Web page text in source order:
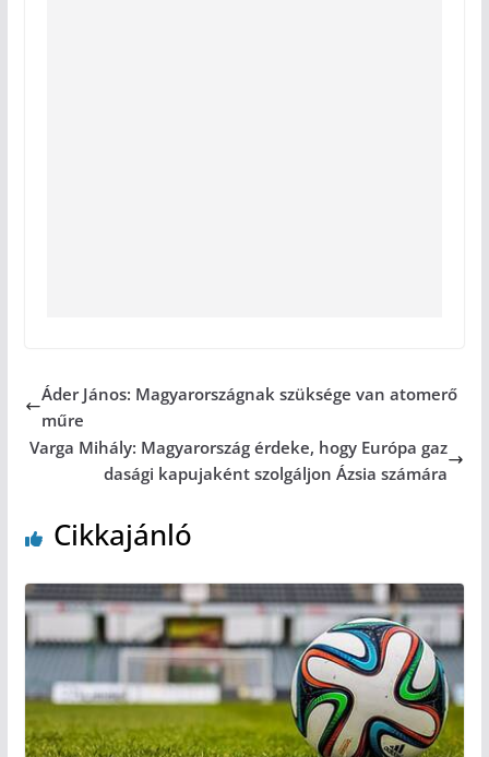
Áder János: Magyarországnak szüksége van atomerő
műre
Varga Mihály: Magyarország érdeke, hogy Európa gaz
dasági kapujaként szolgáljon Ázsia számára
Cikkajánló